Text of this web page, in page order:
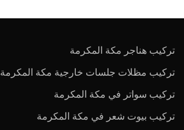
تركيب هناجر مكة المكرمة
تركيب مظلات جلسات خارجية مكة المكرمة
تركيب سواتر في مكة المكرمة
تركيب بيوت شعر في مكة المكرمة